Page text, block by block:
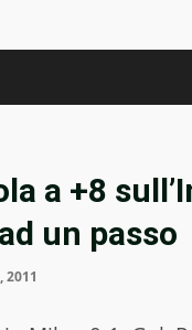
a +8
un passo
2011